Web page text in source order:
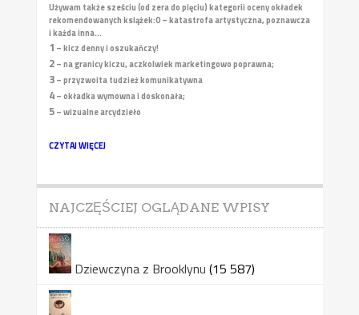
Używam także sześciu (od zera do pięciu) kategorii oceny okładek
rekomendowanych książek:0 – katastrofa artystyczna, poznawcza
i każda inna...
1 – kicz denny i oszukańczy!
2– na granicy kiczu, aczkolwiek marketingowo poprawna;
3– przyzwoita tudzież komunikatywna
4– okładka wymowna i doskonała;
5– wizualne arcydzieło
CZYTAJ WIĘCEJ
NAJCZĘŚCIEJ OGLĄDANE WPISY
Dziewczyna z Brooklynu (15 587)